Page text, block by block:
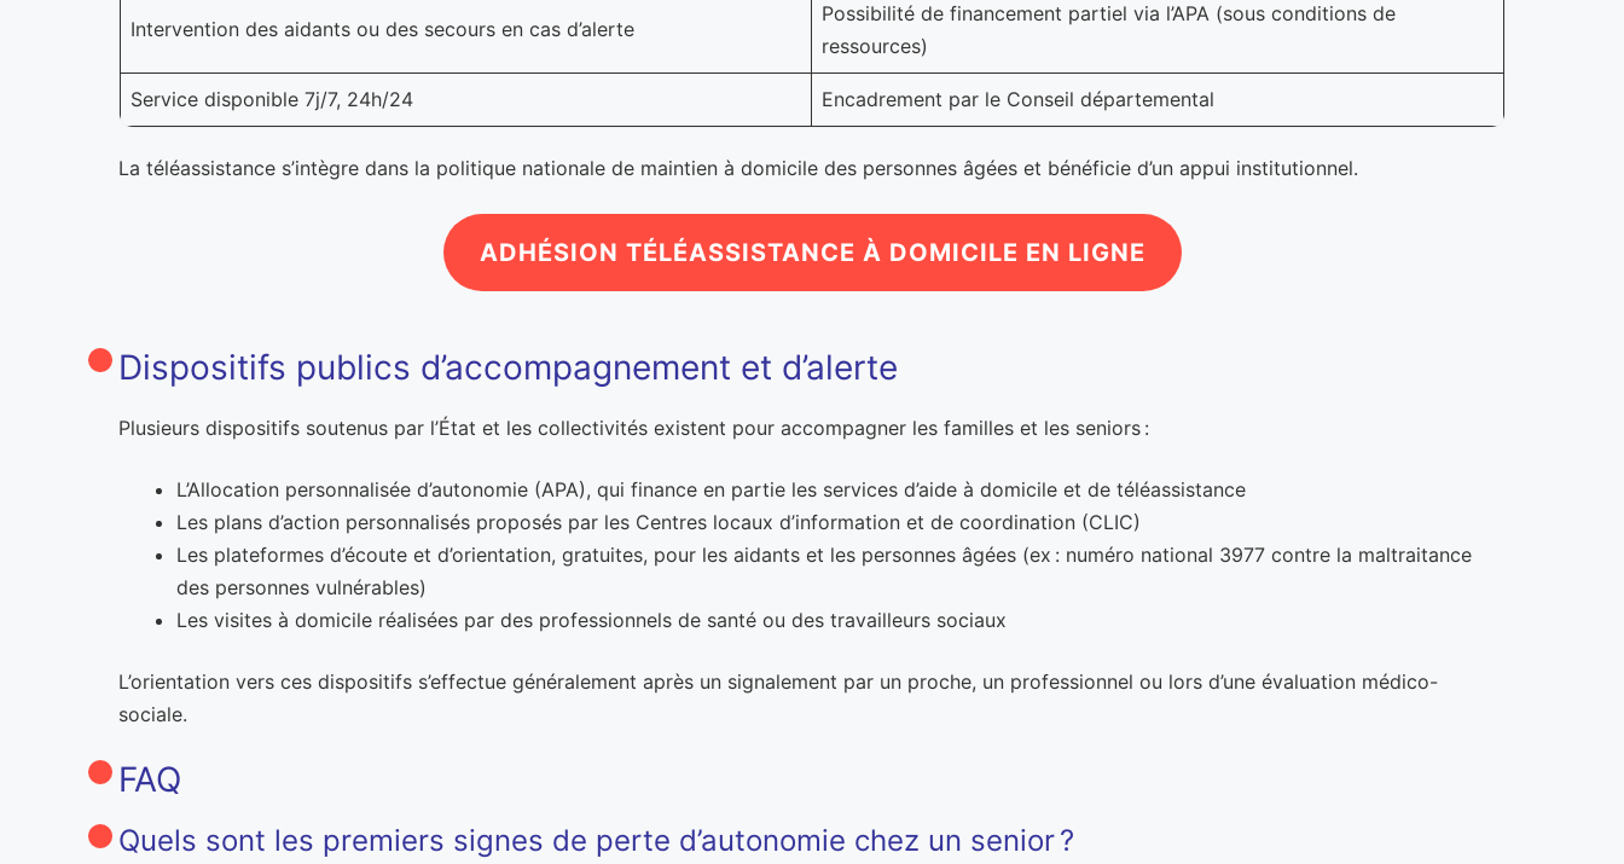
Intervention des aidants ou des secours en cas d’alerte
Possibilité de financement partiel via l’APA (sous conditions de
ressources)
Service disponible 7j/7, 24h/24 Encadrement par le Conseil départemental
La téléassistance s’intègre dans la politique nationale de maintien à domicile des personnes âgées et bénéficie d’un appui institutionnel.
ADHÉSION TÉLÉASSISTANCE À DOMICILE EN LIGNE
Dispositifs publics d’accompagnement et d’alerte
Plusieurs dispositifs soutenus par l’État et les collectivités existent pour accompagner les familles et les seniors :
L’Allocation personnalisée d’autonomie (APA), qui finance en partie les services d’aide à domicile et de téléassistance
Les plans d’action personnalisés proposés par les Centres locaux d’information et de coordination (CLIC)
Les plateformes d’écoute et d’orientation, gratuites, pour les aidants et les personnes âgées (ex : numéro national 3977 contre la maltraitance
des personnes vulnérables)
Les visites à domicile réalisées par des professionnels de santé ou des travailleurs sociaux
L’orientation vers ces dispositifs s’effectue généralement après un signalement par un proche, un professionnel ou lors d’une évaluation médico-
sociale.
FAQ
Quels sont les premiers signes de perte d’autonomie chez un senior ?